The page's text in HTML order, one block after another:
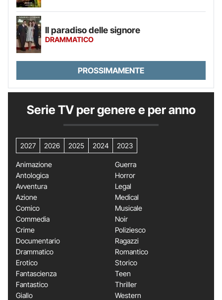
Il paradiso delle signore
DRAMMATICO
PROSSIMAMENTE
Serie TV per genere e per anno
2027 2026 2025 2024 2023
Animazione
Antologica
Avventura
Azione
Comico
Commedia
Crime
Documentario
Drammatico
Erotico
Fantascienza
Fantastico
Giallo
Guerra
Horror
Legal
Medical
Musicale
Noir
Poliziesco
Ragazzi
Romantico
Storico
Teen
Thriller
Western